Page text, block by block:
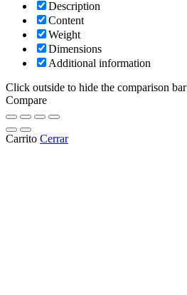
Description
Content
Weight
Dimensions
Additional information
Click outside to hide the comparison bar
Compare
Carrito Cerrar